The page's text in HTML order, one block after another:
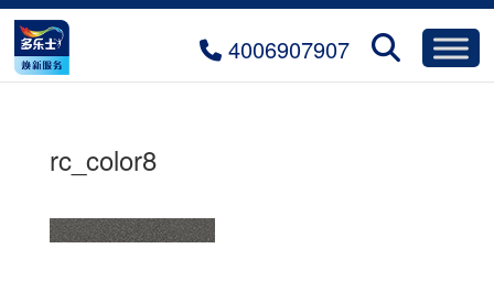
4006907907
rc_color8